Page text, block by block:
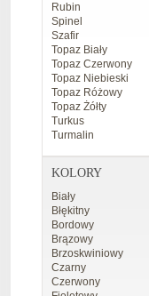
Rubin
Spinel
Szafir
Topaz Biały
Topaz Czerwony
Topaz Niebieski
Topaz Różowy
Topaz Żółty
Turkus
Turmalin
KOLORY
Biały
Błękitny
Bordowy
Brązowy
Brzoskwiniowy
Czarny
Czerwony